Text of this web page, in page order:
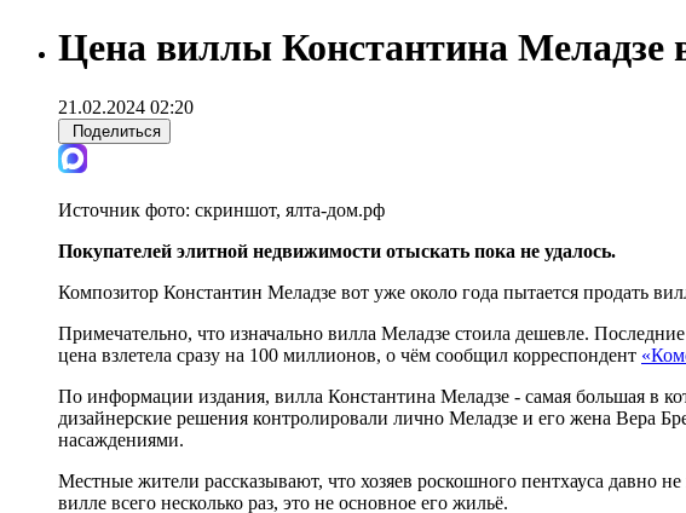
Цена виллы Константина Меладзе
21.02.2024 02:20
Поделиться
Источник фото: скриншот, ялта-дом.рф
Покупателей элитной недвижимости отыскать пока не удалось.
Композитор Константин Меладзе вот уже около года пытается продать
Примечательно, что изначально вилла Меладзе стоила дешевле.
цена взлетела сразу на 100 миллионов, о чём сообщил корреспондент
По информации издания, вилла Константина Меладзе - самая большая в
дизайнерские решения контролировали лично Меладзе и его жена Вера
насаждениями.
Местные жители рассказывают, что хозяев роскошного пентхауса давно
вилле всего несколько раз, это не основное его жильё.